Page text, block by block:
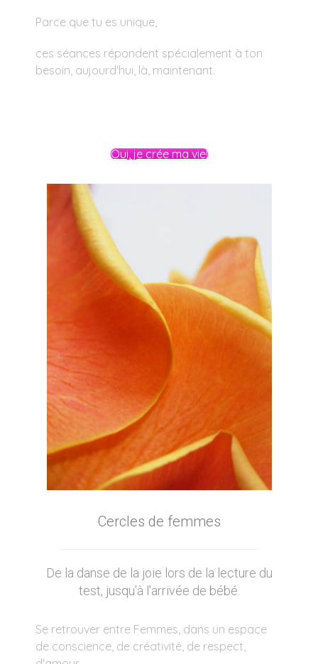
Parce que tu es unique,
ces séances répondent spécialement à ton
besoin, aujourd'hui, là, maintenant.
Oui, je crée ma vie!
Cercles de femmes
De la danse de la joie lors de la lecture du
test, jusqu'à l'arrivée de bébé.
Se retrouver entre Femmes, dans un espace
de conscience, de créativité, de respect,